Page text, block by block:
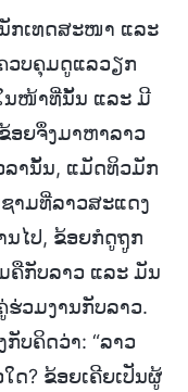
ກເທດສະໜາ ແລະ
ວບຄຸມດູແລວຽກ
ນໜ້າທີ່ນັ້ນ ແລະ ມີ
ອຍຈຶ່ງມາຫາລາວ
ລານັ້ນ, ແມັດທິວມັກ
າມທີ່ລາວສະແດງ
ນໄປ, ຂ້ອຍກໍດູຖູກ
ຄືກັບລາວ ແລະ ມັນ
ຮ່ວມງານກັບລາວ.
ບຄິດວ່າ: “ລາວ
ດ? ຂ້ອຍເຄີຍເປັນຜູ້